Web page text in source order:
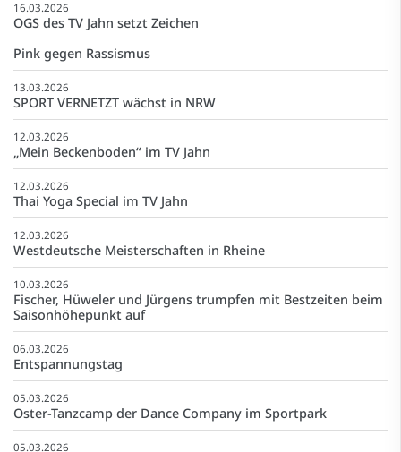
16.03.2026
OGS des TV Jahn setzt Zeichen
Pink gegen Rassismus
13.03.2026
SPORT VERNETZT wächst in NRW
12.03.2026
„Mein Beckenboden“ im TV Jahn
12.03.2026
Thai Yoga Special im TV Jahn
12.03.2026
Westdeutsche Meisterschaften in Rheine
10.03.2026
Fischer, Hüweler und Jürgens trumpfen mit Bestzeiten beim
Saisonhöhepunkt auf
06.03.2026
Entspannungstag
05.03.2026
Oster-Tanzcamp der Dance Company im Sportpark
05.03.2026